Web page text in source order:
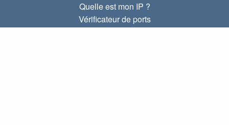
Quelle est mon IP ?
Vérificateur de ports